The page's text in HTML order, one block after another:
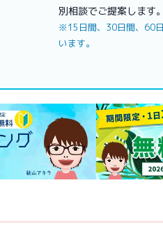
別相談でご提案します。
※15日間、30日間、60
います。